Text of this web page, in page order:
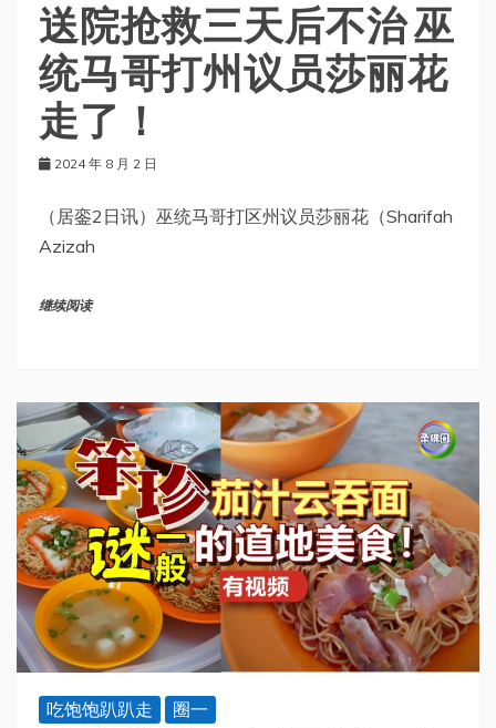
送院抢救三天后不治 巫
统马哥打州议员莎丽花
走了！
2024 年 8 月 2 日
（居銮2日讯）巫统马哥打区州议员莎丽花（Sharifah
Azizah
继续阅读
吃饱饱趴趴走 圈一